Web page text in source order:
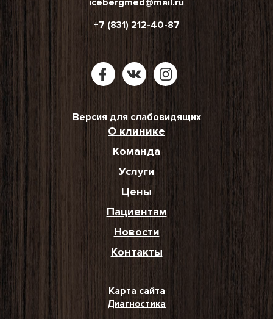
icebergmed@mail.ru
+7 (831) 212-40-87
Версия для слабовидящих
О клинике
Команда
Услуги
Цены
Пациентам
Новости
Контакты
Карта сайта
Диагностика